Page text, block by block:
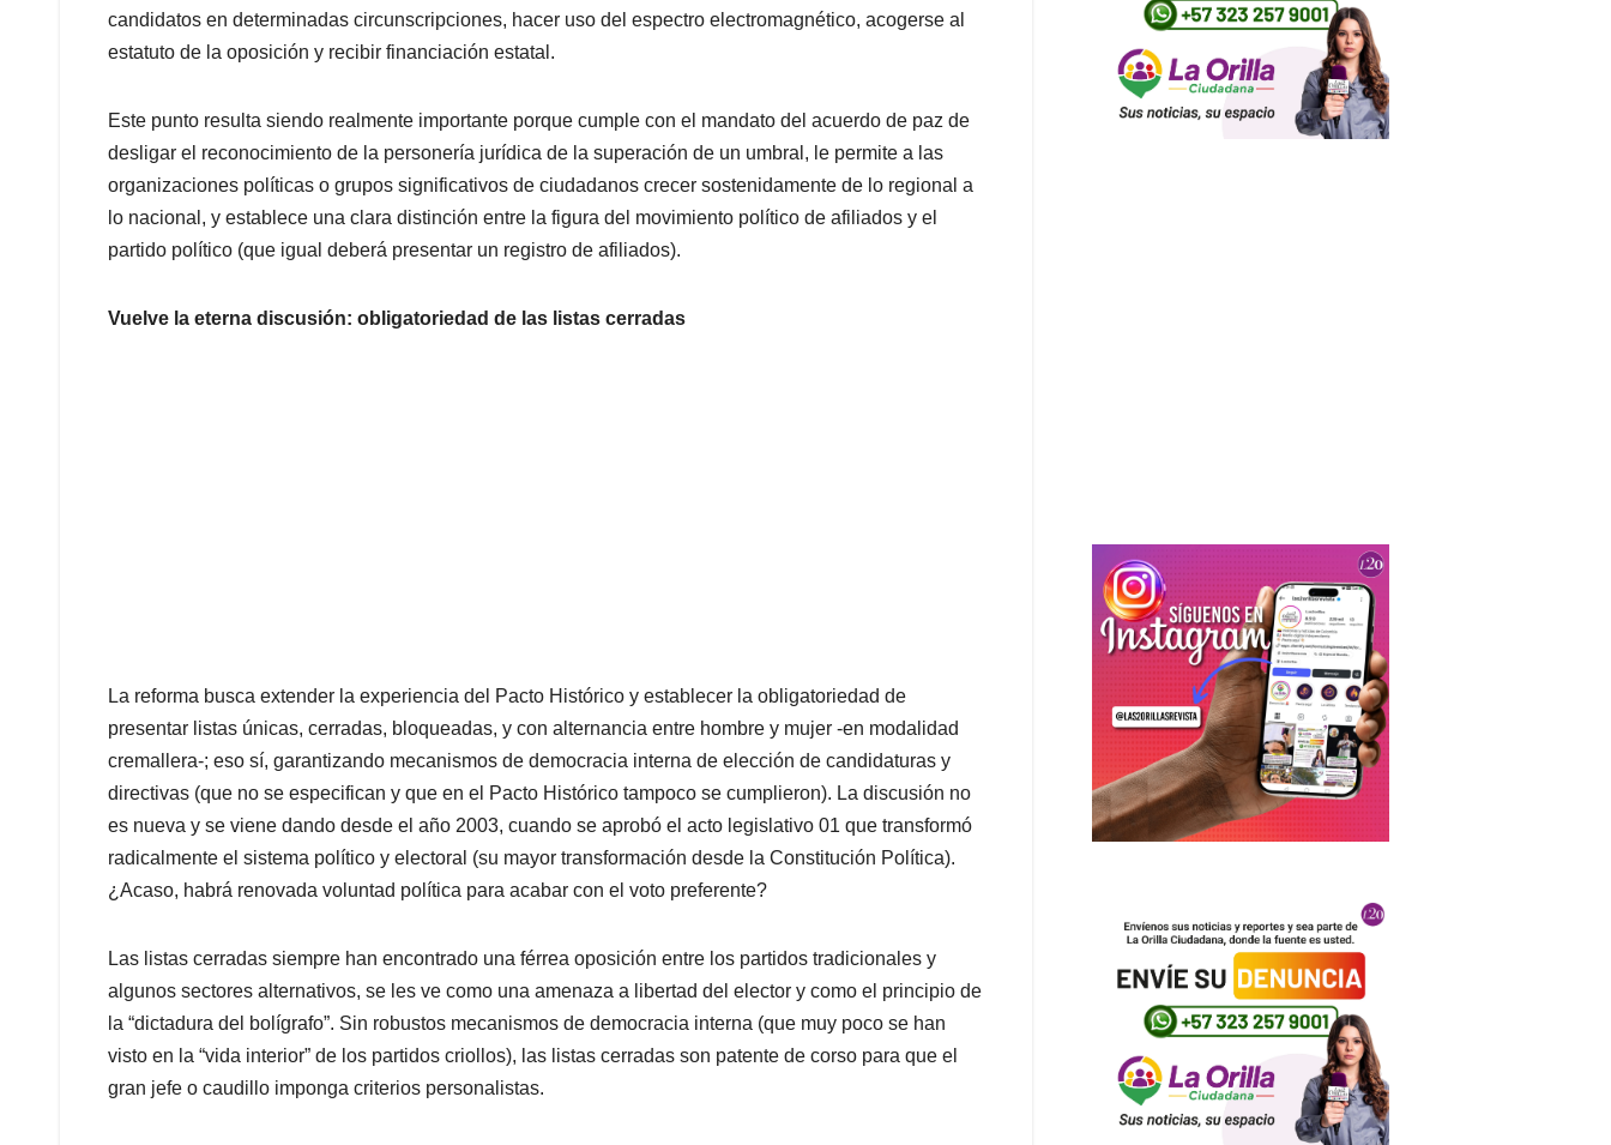
candidatos en determinadas circunscripciones, hacer uso del espectro electromagnético, acogerse al
estatuto de la oposición y recibir financiación estatal.
Este punto resulta siendo realmente importante porque cumple con el mandato del acuerdo de paz de
desligar el reconocimiento de la personería jurídica de la superación de un umbral, le permite a las
organizaciones políticas o grupos significativos de ciudadanos crecer sostenidamente de lo regional a
lo nacional, y establece una clara distinción entre la figura del movimiento político de afiliados y el
partido político (que igual deberá presentar un registro de afiliados).
Vuelve la eterna discusión: obligatoriedad de las listas cerradas
La reforma busca extender la experiencia del Pacto Histórico y establecer la obligatoriedad de
presentar listas únicas, cerradas, bloqueadas, y con alternancia entre hombre y mujer -en modalidad
cremallera-; eso sí, garantizando mecanismos de democracia interna de elección de candidaturas y
directivas (que no se especifican y que en el Pacto Histórico tampoco se cumplieron). La discusión no
es nueva y se viene dando desde el año 2003, cuando se aprobó el acto legislativo 01 que transformó
radicalmente el sistema político y electoral (su mayor transformación desde la Constitución Política).
¿Acaso, habrá renovada voluntad política para acabar con el voto preferente?
Las listas cerradas siempre han encontrado una férrea oposición entre los partidos tradicionales y
algunos sectores alternativos, se les ve como una amenaza a libertad del elector y como el principio de
la “dictadura del bolígrafo”. Sin robustos mecanismos de democracia interna (que muy poco se han
visto en la “vida interior” de los partidos criollos), las listas cerradas son patente de corso para que el
gran jefe o caudillo imponga criterios personalistas.